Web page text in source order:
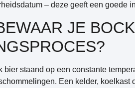
– deze geeft een goede
JE
bier staand op een constante
Een kelder,